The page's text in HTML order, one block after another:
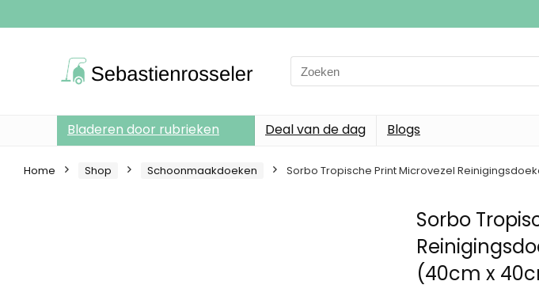
Search
for:
Bladeren door rubrieken Deal van de dag Blogs
Home Shop Schoonmaakdoeken Sorbo Tropische Print Microvezel
Sorbo
(40cm x